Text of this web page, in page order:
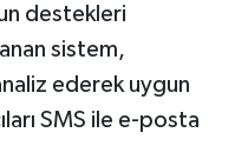
destekleri
sistem,
ederek uygun
SMS ile e-posta